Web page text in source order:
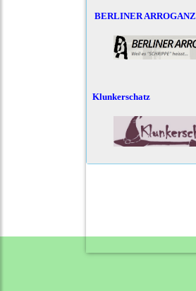
BERLINER ARROGANZ
Klunkerschatz